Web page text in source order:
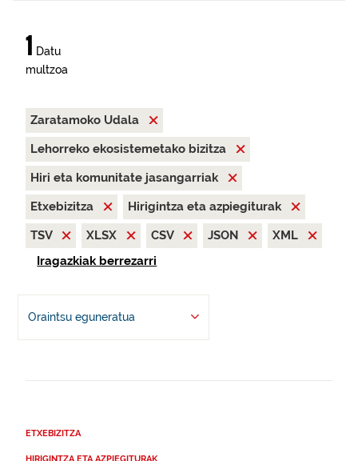
1 Datu
multzoa
Zaratamoko Udala
Lehorreko ekosistemetako bizitza
Hiri eta komunitate jasangarriak
Etxebizitza
Hirigintza eta azpiegiturak
TSV
XLSX CSV JSON
XML
Iragazkiak berrezarri
Oraintsu eguneratua
ETXEBIZITZA